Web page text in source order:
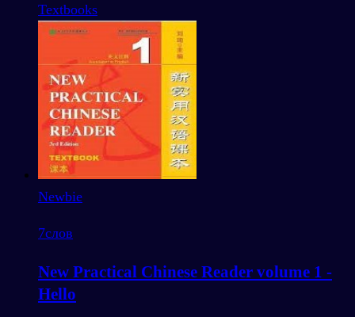
Textbooks
Newbie
7слов
New Practical Chinese Reader volume 1 -
Hello